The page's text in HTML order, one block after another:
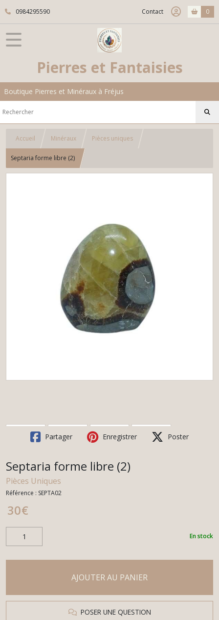
0984295590 Contact 0
Pierres et Fantaisies
Boutique Pierres et Minéraux à Fréjus
Accueil Minéraux Pièces uniques
Septaria forme libre (2)
Partager Enregistrer Poster
Septaria forme libre (2)
Pièces Uniques
Référence : SEPTA02
30€
En stock
AJOUTER AU PANIER
POSER UNE QUESTION